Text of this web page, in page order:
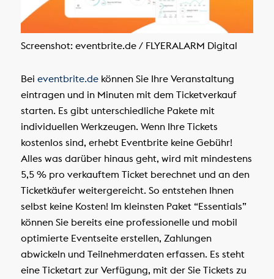
Screenshot: eventbrite.de / FLYERALARM Digital
Bei eventbrite.dekönnen Sie Ihre Veranstaltung
eintragen und in Minuten mit dem Ticketverkauf
starten. Es gibt unterschiedliche Pakete mit
individuellen Werkzeugen. Wenn Ihre Tickets
kostenlos sind, erhebt Eventbrite keine Gebühr!
Alles was darüber hinaus geht, wird mit mindestens
5,5 % pro verkauftem Ticket berechnet und an den
Ticketkäufer weitergereicht. So entstehen Ihnen
selbst keine Kosten! Im kleinsten Paket “Essentials”
können Sie bereits eine professionelle und mobil
optimierte Eventseite erstellen, Zahlungen
abwickeln und Teilnehmerdaten erfassen. Es steht
eine Ticketart zur Verfügung, mit der Sie Tickets zu